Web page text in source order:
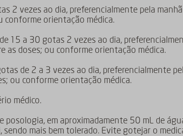
2 vezes ao dia, preferencialmente pela
conforme orientação médica.
15 a 30 gotas 2 vezes ao dia,
as doses; ou conforme orientação médica.
de 2 a 3 vezes ao dia, preferencialmente
ou conforme orientação médica.
médico.
posologia, em aproximadamente 50 mL de
sendo mais bem tolerado. Evite gotejar o